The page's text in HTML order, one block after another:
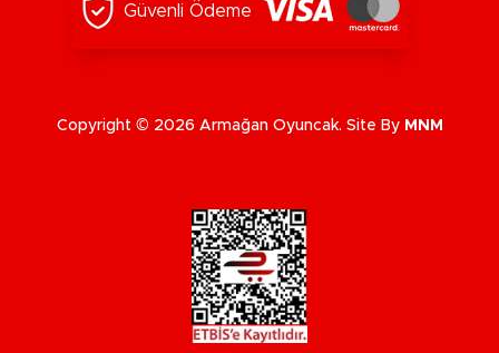
Güvenli Ödeme
Copyright © 2026 Armağan Oyuncak. Site By MNM